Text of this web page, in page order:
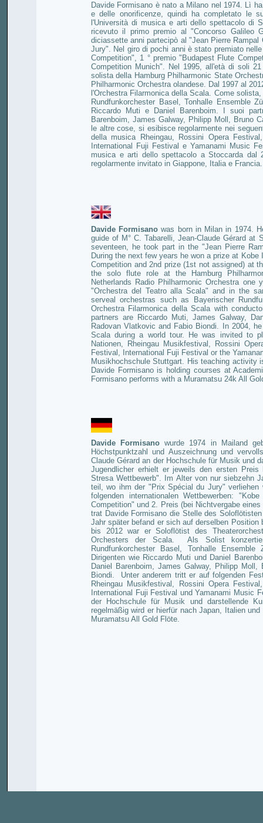
Davide Formisano è nato a Milano nel 1974. Lì
e delle onorificenze, quindi ha completato le
l'Università di musica e arti dello spettacolo di
ricevuto il primo premio al "Concorso Galileo
diciassette anni partecipò al "Jean Pierre
Jury". Nel giro di pochi anni è stato premiato
Competition", 1 ° premio "Budapest Flute
Competition Munich". Nel 1995, all'età di soli
solista della Hamburg Philharmonic State
Philharmonic Orchestra olandese. Dal 1997 al
l'Orchestra Filarmonica della Scala. Come
Rundfunkorchester Basel, Tonhalle Ensemble
Riccardo Muti e Daniel Barenboim. I suoi
Barenboim, James Galway, Philipp Moll, Bruno
le altre cose, si esibisce regolarmente nei
della musica Rheingau, Rossini Opera
International Fuji Festival e Yamanami Music
musica e arti dello spettacolo a Stoccarda
regolarmente invitato in Giappone, Italia e
Davide Formisanowas born in Milan in 1974.
guide of M° C. Tabarelli, Jean-Claude Gérard
seventeen, he took part in the "Jean Pierre
During the next few years he won a prize at
Competition and 2nd prize (1st not assigned) at
the solo flute role at the Hamburg
Netherlands Radio Philharmonic Orchestra
"Orchestra del Teatro alla Scala" and in the
serveal orchestras such as Bayerischer
Orchestra Filarmonica della Scala with
partners are Riccardo Muti, James Galway,
Radovan Vlatkovic and Fabio Biondi. In 2004,
Scala during a world tour. He was invited to
Nationen, Rheingau Musikfestival, Rossini
Festival, International Fuji Festival or the
Musikhochschule Stuttgart. His teaching activity
Davide Formisano is holding courses at
Formisano performs with a Muramatsu 24k All
Davide Formisano wurde 1974 in Mailand
Höchstpunktzahl und Auszeichnung und
Claude Gérard an der Hochschule für Musik und
Jugendlicher erhielt er jeweils den ersten
Stresa Wettbewerb". Im Alter von nur siebzehn
teil, wo ihm der "Prix Spécial du Jury" verliehen
folgenden internationalen Wettbewerben:
Competition" und 2. Preis (bei Nichtvergabe
trat Davide Formisano die Stelle des
Jahr später befand er sich auf derselben Position
bis 2012 war er Soloflötist des
Orchesters der Scala.
Als Solist
Rundfunkorchester Basel, Tonhalle
Dirigenten wie Riccardo Muti und Daniel
Daniel Barenboim, James Galway, Philipp
Biondi.
Unter anderem tritt er auf folgenden
Rheingau Musikfestival, Rossini Opera
International Fuji Festival und Yamanami Music
der Hochschule für Musik und darstellende
regelmäßig wird er hierfür nach Japan, Italien
Muramatsu All Gold Flöte.